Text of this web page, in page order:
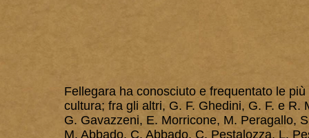
Fellegara ha conosciuto e frequentato le
cultura; fra gli altri, G. F. Ghedini, G. F. e
G. Gavazzeni, E. Morricone, M. Peragallo,
M. Abbado, C. Abbado, C. Pestalozza, L.